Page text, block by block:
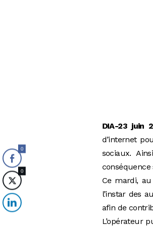
DIA-23 juin
d’internet
sociaux.
conséquence
Ce mardi,
l’instar des
afin de
L’opérateur
0
0